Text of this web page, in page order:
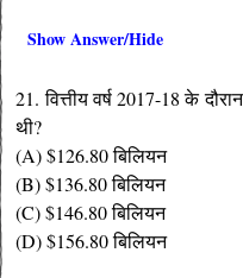
Show Answer/Hide
21. वित्तीय वर्ष 2017-18 के
थी?
(A) $126.80 बिलियन
(B) $136.80 बिलियन
(C) $146.80 बिलियन
(D) $156.80 बिलियन